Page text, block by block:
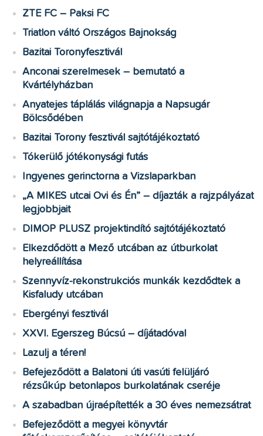
ZTE FC – Paksi FC
Triatlon váltó Országos Bajnokság
Bazitai Toronyfesztivál
Anconai szerelmesek – bemutató a
Kvártélyházban
Anyatejes táplálás világnapja a Napsugár
Bölcsődében
Bazitai Torony fesztivál sajtótájékoztató
Tókerülő jótékonysági futás
Ingyenes gerinctorna a Vizslaparkban
„A MIKES utcai Ovi és Én” – díjazták a rajzpályázat
legjobbjait
DIMOP PLUSZ projektindító sajtótájékoztató
Elkezdődött a Mező utcában az útburkolat
helyreállítása
Szennyvíz-rekonstrukciós munkák kezdődtek a
Kisfaludy utcában
Ebergényi fesztivál
XXVI. Egerszeg Búcsú – díjátadóval
Lazulj a téren!
Befejeződött a Balatoni úti vasúti felüljáró
rézsűkúp betonlapos burkolatának cseréje
A szabadban újraépítették a 30 éves nemezsátrat
Befejeződött a megyei könyvtár